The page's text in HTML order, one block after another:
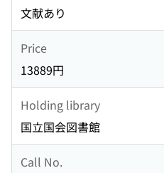
文献あり
Price
13889円
Holding library
国立国会図書館
Call No.